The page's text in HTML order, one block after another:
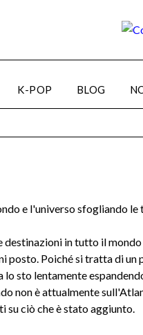
K-POP BLOG
e l'universo sfogliando le
destinazioni in tutto il
posto. Poiché si tratta di un
sto lentamente
non è attualmente
su ciò che è stato aggiunto.